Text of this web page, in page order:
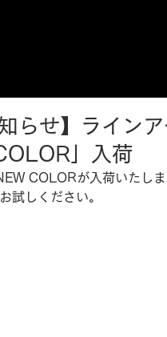
らせ】ライン
」入荷
COLORが入荷いたし
試しください。